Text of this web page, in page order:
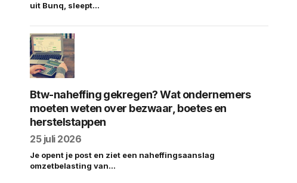
uit Bunq, sleept…
Btw-naheffing gekregen? Wat ondernemers
moeten weten over bezwaar, boetes en
herstelstappen
25 juli 2026
Je opent je post en ziet een naheffingsaanslag
omzetbelasting van…